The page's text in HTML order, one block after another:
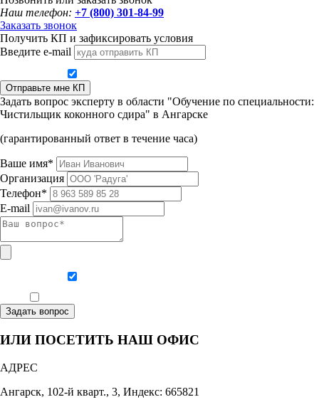
Наш телефон: +7 (800) 301-84-99
Заказать звонок
Получить КП и зафиксировать условия
Введите e-mail
Отправьте мне КП
Задать вопрос эксперту в области "Обучение по специальности:
Чистильщик коконного сдира" в Ангарске
(гарантированный ответ в течение часа)
Ваше имя*
Организация
Телефон*
E-mail
Задать вопрос
ИЛИ ПОСЕТИТЬ НАШ ОФИС
АДРЕС
Ангарск, 102-й кварт., 3, Индекс: 665821